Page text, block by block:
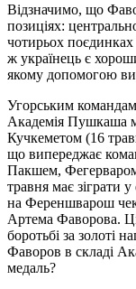
Відзначимо, що
позиціях:
чотирьох поєдинках
ж українець є
якому допомогою
Угорським
Академія Пушкаша
Кучкеметом (16
що випереджає
Пакшем,
травня має зіграти
на Ференшварош
Артема Фаворова.
боротьбі за золоті
Фаворов в складі
медаль?